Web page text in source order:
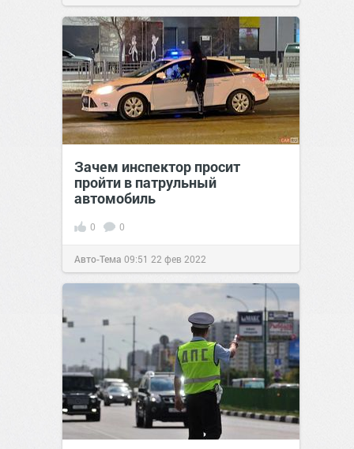
Зачем инспектор просит
пройти в патрульный
автомобиль
0 0
Авто-Тема 09:51 22 фев 2022